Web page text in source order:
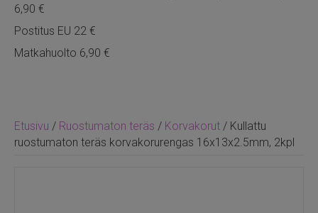
Etusivu / Ruostumaton teräs / Korvakorut / Kullattu
ruostumaton teräs korvakorurengas 16x13x2.5mm, 2kpl
6,90 €
Postitus EU 22 €
Matkahuolto 6,90 €